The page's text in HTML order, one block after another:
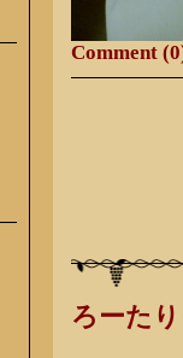
Comment
ろーた